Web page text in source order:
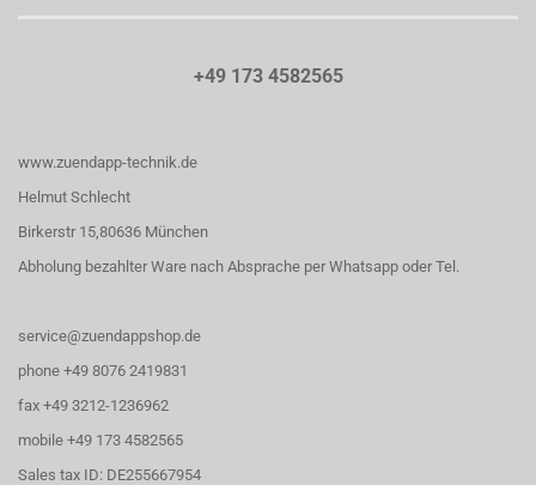
+49 173 4582565
www.zuendapp-technik.de
Helmut Schlecht
Birkerstr 15,80636 München
Abholung bezahlter Ware nach Absprache per Whatsapp oder Tel.
service@zuendappshop.de
phone +49 8076 2419831
fax +49 3212-1236962
mobile +49 173 4582565
Sales tax ID: DE255667954